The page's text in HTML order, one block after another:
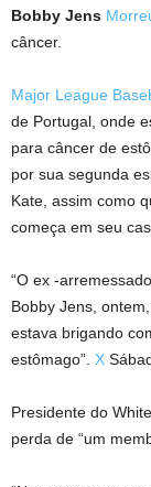
Bobby Jens
câncer.
Major League
de Portugal, onde
para câncer de
por sua segunda
Kate, assim como
começa em seu
“O ex -
Bobby Jens,
estava brigando
estômago”. X
Presidente do
perda de “um